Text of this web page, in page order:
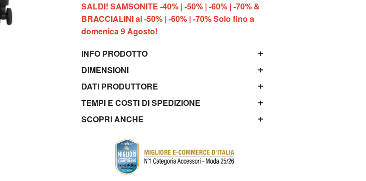
SALDI! SAMSONITE -40% | -50% | -60% | -70% &
BRACCIALINI al -50% | -60% | -70% Solo fino a
domenica 9 Agosto!
INFO PRODOTTO
DIMENSIONI
DATI PRODUTTORE
TEMPI E COSTI DI SPEDIZIONE
SCOPRI ANCHE